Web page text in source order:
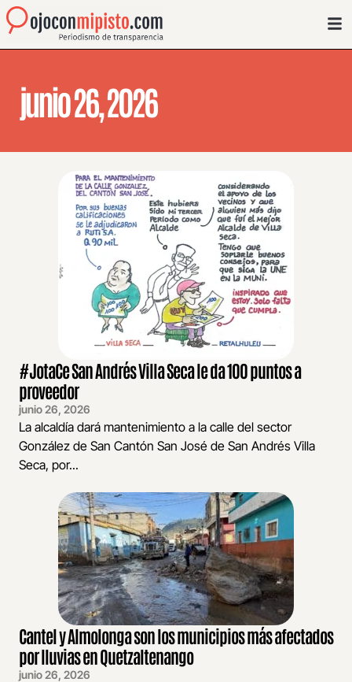
junio 26, 2026
#JotaCe San Andrés Villa Seca le da 100 puntos a
proveedor
junio 26, 2026
La alcaldía dará mantenimiento a la calle del sector
González de San Cantón San José de San Andrés Villa
Seca, por...
Cantel y Almolonga son los municipios más afectados
por lluvias en Quetzaltenango
junio 26, 2026